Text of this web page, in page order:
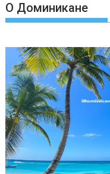
О Доминикане